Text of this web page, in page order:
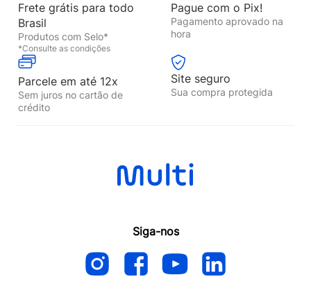
Frete grátis para todo
Brasil
Produtos com Selo*
*Consulte as condições
Pague com o Pix!
Pagamento aprovado na
hora
Parcele em até 12x
Sem juros no cartão de
crédito
Site seguro
Sua compra protegida
Siga-nos